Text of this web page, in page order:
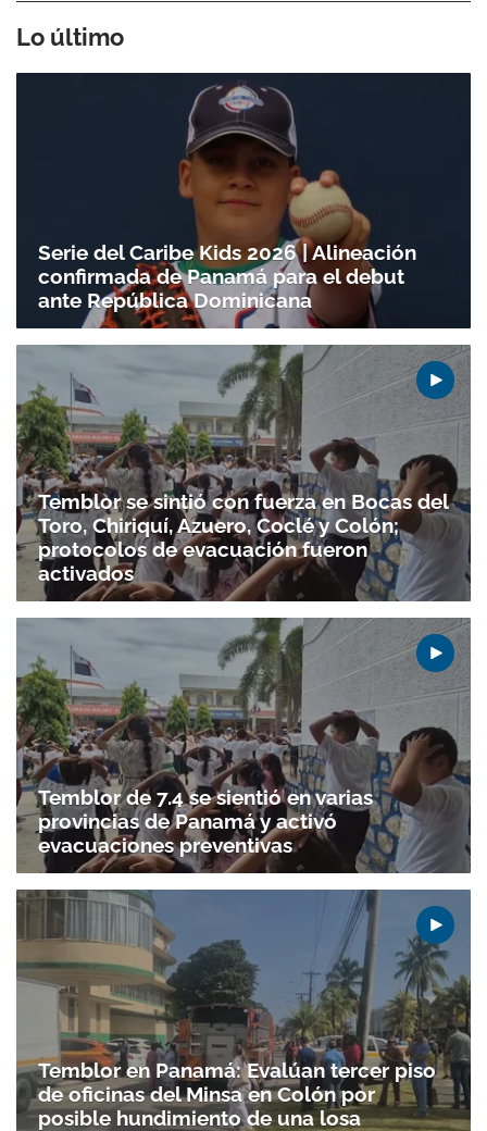
Gracias por suscribirte a nuestro boletín.
ACEPTAR
Lo último
Serie del Caribe Kids 2026 | Alineación
confirmada de Panamá para el debut
ante República Dominicana
Temblor se sintió con fuerza en Bocas del
Toro, Chiriquí, Azuero, Coclé y Colón;
protocolos de evacuación fueron
activados
Temblor de 7.4 se sientió en varias
provincias de Panamá y activó
evacuaciones preventivas
Temblor en Panamá: Evalúan tercer piso
de oficinas del Minsa en Colón por
posible hundimiento de una losa